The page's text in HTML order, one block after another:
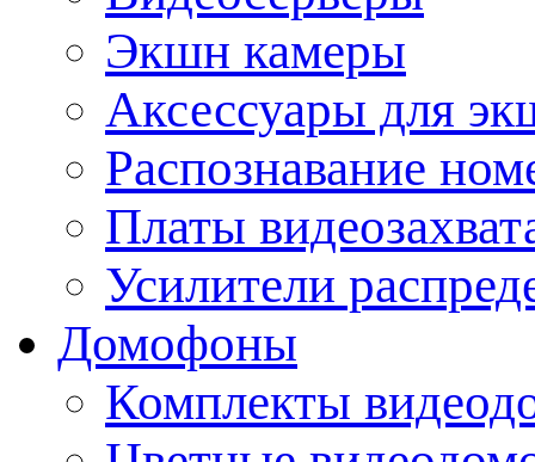
Экшн камеры
Аксессуары для
Распознавание
Платы
Усилители
Домофоны
Комплекты